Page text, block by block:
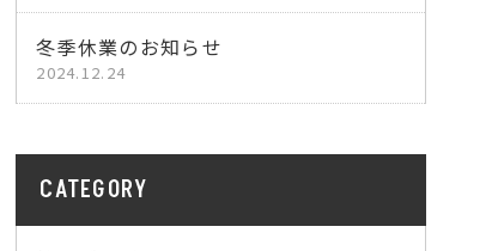
冬季休業のお知らせ
2024.12.24
CATEGORY